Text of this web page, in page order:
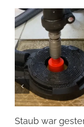
Staub war